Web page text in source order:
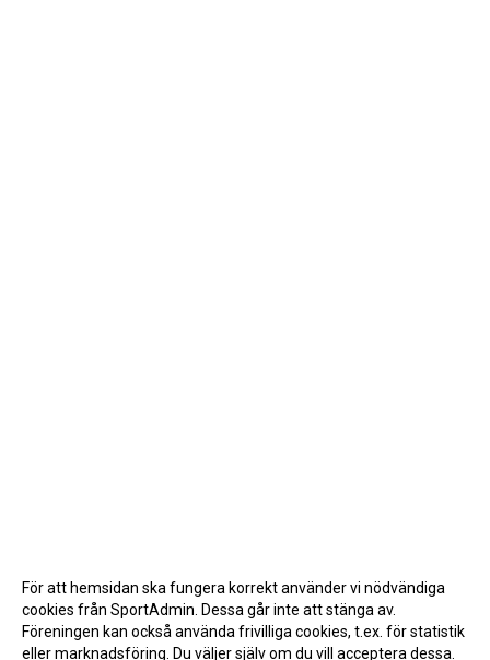
För att hemsidan ska fungera korrekt använder vi nödvändiga
cookies från SportAdmin. Dessa går inte att stänga av.
Föreningen kan också använda frivilliga cookies, t.ex. för statistik
eller marknadsföring. Du väljer själv om du vill acceptera dessa.